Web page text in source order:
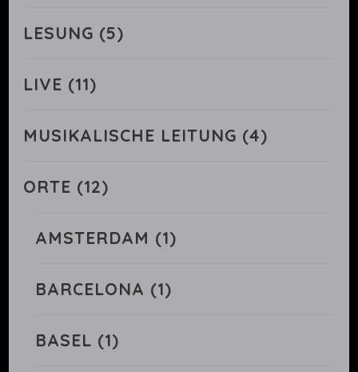
LESUNG (5)
LIVE (11)
MUSIKALISCHE LEITUNG (4)
ORTE (12)
AMSTERDAM (1)
BARCELONA (1)
BASEL (1)